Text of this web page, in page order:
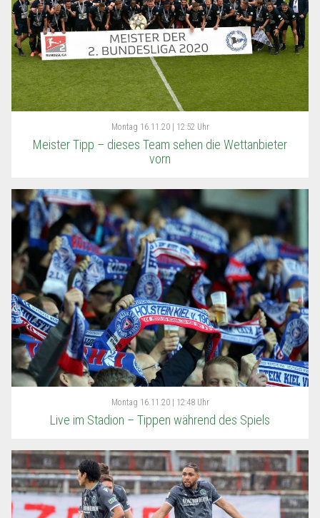
Montag 16.11.20 | 12:52 Uhr
Meister Tipp – dieses Team sehen die Wettanbieter
vorn
Montag 16.11.20 | 12:48 Uhr
Live im Stadion – Tippen während des Spiels